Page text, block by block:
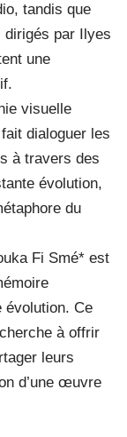
tandis que
par Ilyes
une
visuelle
dialoguer les
à travers des
évolution,
du
Fi Smé* est
évolution. Ce
à offrir
leurs
d’une œuvre